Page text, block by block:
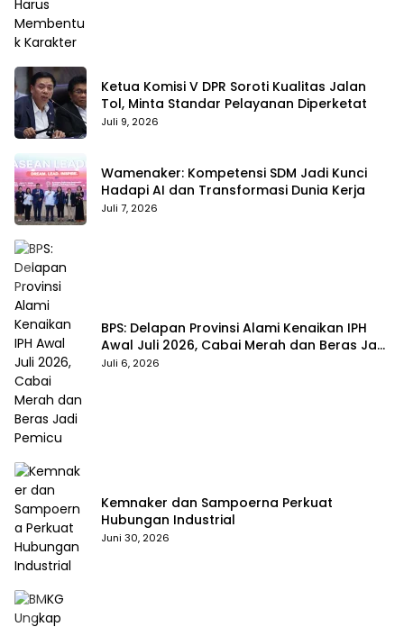
Ketua Komisi V DPR Soroti Kualitas Jalan
Tol, Minta Standar Pelayanan Diperketat
Juli 9, 2026
Wamenaker: Kompetensi SDM Jadi Kunci
Hadapi AI dan Transformasi Dunia Kerja
Juli 7, 2026
BPS: Delapan Provinsi Alami Kenaikan IPH
Awal Juli 2026, Cabai Merah dan Beras Jadi
Pemicu
Juli 6, 2026
Kemnaker dan Sampoerna Perkuat
Hubungan Industrial
Juni 30, 2026